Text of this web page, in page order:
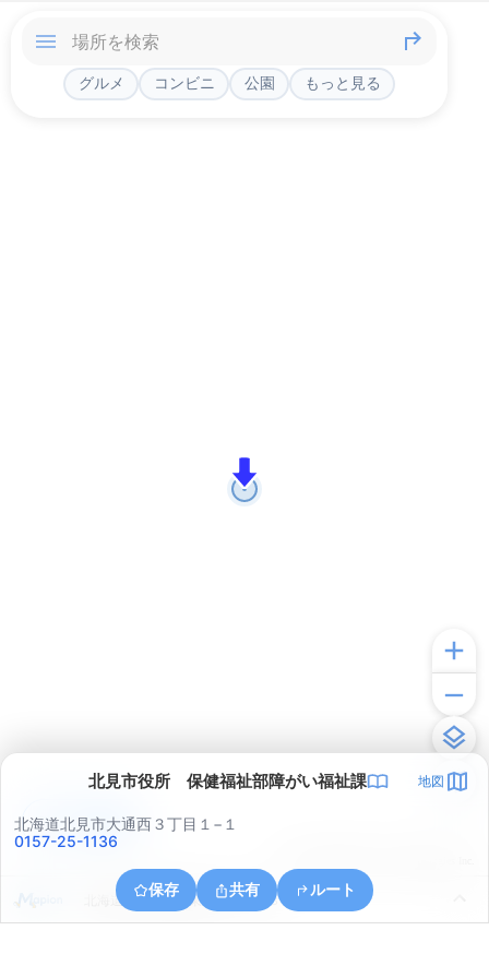
グルメ コンビニ 公園 もっと見る
北見市役所 保健福祉部障がい福祉課 地図
北海道北見市大通西３丁目１−１
0157-25-1136
保存 共有 ルート
北海道北見市高栄東町１丁目１３
アプリで見る